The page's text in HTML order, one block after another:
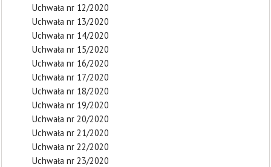
Uchwała nr 12/2020
Uchwała nr 13/2020
Uchwała nr 14/2020
Uchwała nr 15/2020
Uchwała nr 16/2020
Uchwała nr 17/2020
Uchwała nr 18/2020
Uchwała nr 19/2020
Uchwała nr 20/2020
Uchwała nr 21/2020
Uchwała nr 22/2020
Uchwała nr 23/2020